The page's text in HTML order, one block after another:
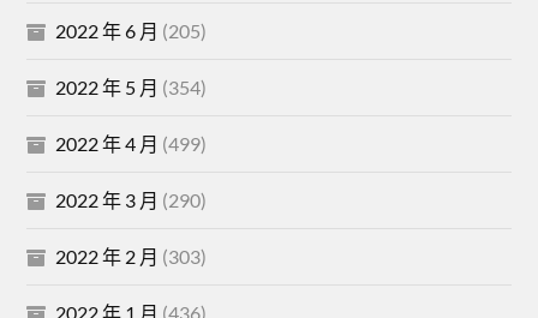
2022 年 6 月 (205)
2022 年 5 月 (354)
2022 年 4 月 (499)
2022 年 3 月 (290)
2022 年 2 月 (303)
2022 年 1 月 (436)